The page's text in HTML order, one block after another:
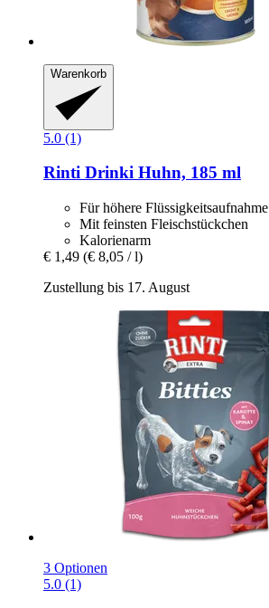
Warenkorb
5.0 (1)
Rinti Drinki Huhn, 185 ml
Für höhere Flüssigkeitsaufnahme
Mit feinsten Fleischstückchen
Kalorienarm
€ 1,49 (€ 8,05 / l)
Zustellung bis 17. August
3 Optionen
5.0 (1)